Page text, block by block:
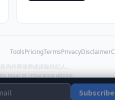
ToolsPricingTermsPrivacyDisclaimer
询持牌律师或保险经纪人。
legal or insurance advice.
Subscribe